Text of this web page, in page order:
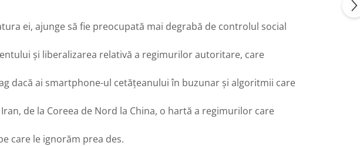
ei, ajunge să fie preocupată mai degrabă de controlul social
și liberalizarea relativă a regimurilor autoritare, care
dacă ai smartphone-ul cetățeanului în buzunar și algoritmii care
de la Coreea de Nord la China, o hartă a regimurilor care
care le ignorăm prea des.